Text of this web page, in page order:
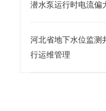
潜水泵运行时电流偏
河北省地下水位监测
行运维管理